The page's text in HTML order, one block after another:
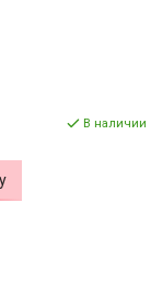
В наличии